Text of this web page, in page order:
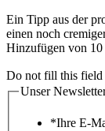
Ein Tipp aus der
einen noch
Hinzufügen von
Do not fill this field
Unser
*Ihre E-